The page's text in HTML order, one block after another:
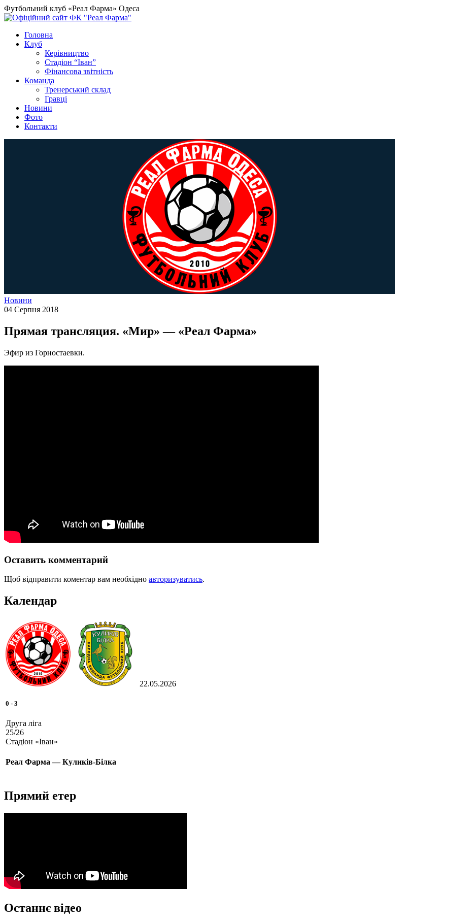
Футбольний клуб «Реал Фарма» Одеса
Головна
Клуб
Керівництво
Стадіон “Іван”
Фінансова звітність
Команда
Тренерський склад
Гравці
Новини
Фото
Контакти
Новини
04 Серпня 2018
Прямая трансляция. «Мир» — «Реал Фарма»
Эфир из Горностаевки.
Оставить комментарий
Щоб відправити коментар вам необхідно авторизуватись.
Календар
22.05.2026
0 - 3
Друга ліга
25/26
Стадіон «Іван»
Реал Фарма — Куликів-Білка
Прямий етер
Останнє відео